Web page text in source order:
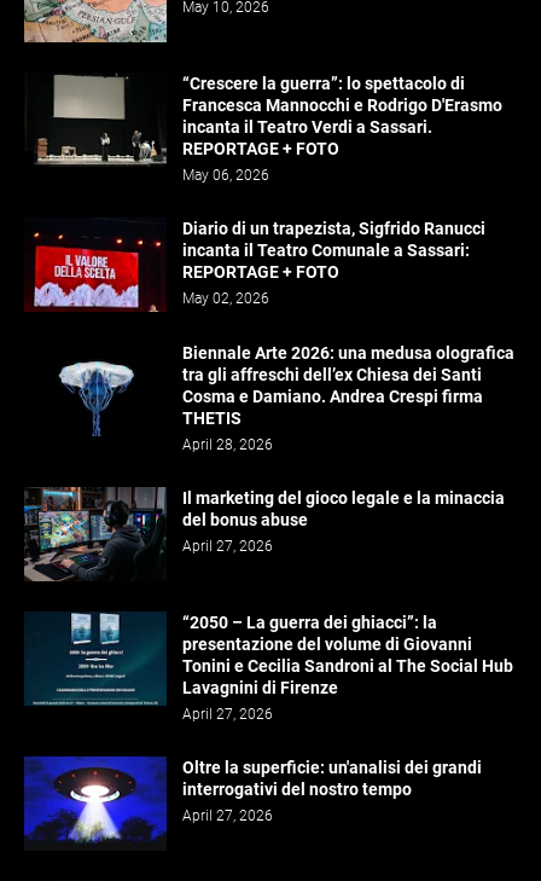
May 10, 2026
“Crescere la guerra”: lo spettacolo di
Francesca Mannocchi e Rodrigo D'Erasmo
incanta il Teatro Verdi a Sassari.
REPORTAGE + FOTO
May 06, 2026
Diario di un trapezista, Sigfrido Ranucci
incanta il Teatro Comunale a Sassari:
REPORTAGE + FOTO
May 02, 2026
Biennale Arte 2026: una medusa olografica
tra gli affreschi dell’ex Chiesa dei Santi
Cosma e Damiano. Andrea Crespi firma
THETIS
April 28, 2026
Il marketing del gioco legale e la minaccia
del bonus abuse
April 27, 2026
“2050 – La guerra dei ghiacci”: la
presentazione del volume di Giovanni
Tonini e Cecilia Sandroni al The Social Hub
Lavagnini di Firenze
April 27, 2026
Oltre la superficie: un'analisi dei grandi
interrogativi del nostro tempo
April 27, 2026